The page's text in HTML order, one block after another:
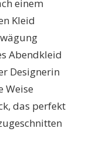
einem
Kleid
Abendkleid
Designerin
Weise
das perfekt